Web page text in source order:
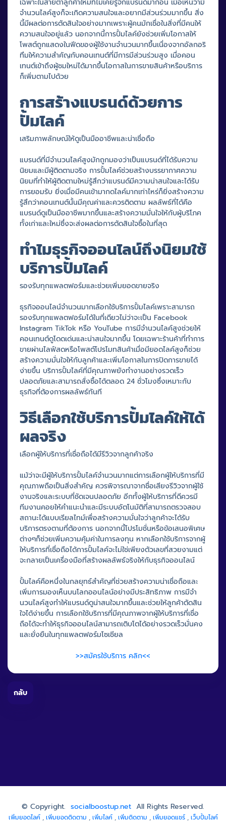
เฉพาะในสายตาลูกค้าใหม่ที่ไม่เคยรู้จักแบรนด์มาก่อน เมื่อเห็นว่ามี
จำนวนไลค์สูงก็จะเกิดความสนใจและอยากมีส่วนร่วมมากขึ้น สิ่ง
นี้มีผลต่อการตัดสินใจอย่างมากเพราะผู้คนมักเชื่อในสิ่งที่มีคนให้
ความสนใจอยู่แล้ว นอกจากนี้การปั้มไลค์ยังช่วยเพิ่มโอกาสให้
โพสต์ถูกแสดงในฟีดของผู้ใช้งานจำนวนมากขึ้นเนื่องจากอัลกอริ
ทึมให้ความสำคัญกับคอนเทนต์ที่มีการมีส่วนร่วมสูง เมื่อคอน
เทนต์เข้าถึงผู้ชมใหม่ได้มากขึ้นโอกาสในการขายสินค้าหรือบริการ
ก็เพิ่มตามไปด้วย
การสร้างแบรนด์ด้วยการ
ปั้มไลค์
เสริมภาพลักษณ์ให้ดูเป็นมืออาชีพและน่าเชื่อถือ
แบรนด์ที่มีจำนวนไลค์สูงมักถูกมองว่าเป็นแบรนด์ที่ได้รับความ
นิยมและมีผู้ติดตามจริง การปั้มไลค์ช่วยสร้างบรรยากาศความ
นิยมที่ทำให้ผู้ติดตามใหม่รู้สึกว่าแบรนด์มีความน่าสนใจและได้รับ
การยอมรับ ยิ่งเมื่อมีคนเข้ามากดไลค์มากเท่าไหร่ก็ยิ่งสร้างความ
รู้สึกว่าคอนเทนต์นั้นมีคุณค่าและควรติดตาม ผลลัพธ์ที่ได้คือ
แบรนด์ดูเป็นมืออาชีพมากขึ้นและสร้างความมั่นใจให้กับผู้บริโภค
ทั้งเก่าและใหม่ซึ่งจะส่งผลต่อการตัดสินใจซื้อในที่สุด
ทำไมธุรกิจออนไลน์ถึงนิยมใช้
บริการปั้มไลค์
รองรับทุกแพลตฟอร์มและช่วยเพิ่มยอดขายจริง
ธุรกิจออนไลน์จำนวนมากเลือกใช้บริการปั้มไลค์เพราะสามารถ
รองรับทุกแพลตฟอร์มได้ในที่เดียวไม่ว่าจะเป็น Facebook
Instagram TikTok หรือ YouTube การมีจำนวนไลค์สูงช่วยให้
คอนเทนต์ดูโดดเด่นและน่าสนใจมากขึ้น โดยเฉพาะร้านค้าที่ทำการ
ขายผ่านไลฟ์สดหรือโพสต์โปรโมทสินค้าเมื่อมียอดไลค์สูงก็ช่วย
สร้างความมั่นใจให้กับลูกค้าและเพิ่มโอกาสในการปิดการขายได้
ง่ายขึ้น บริการปั้มไลค์ที่มีคุณภาพยังทำงานอย่างรวดเร็ว
ปลอดภัยและสามารถสั่งซื้อได้ตลอด 24 ชั่วโมงซึ่งเหมาะกับ
ธุรกิจที่ต้องการผลลัพธ์ทันที
วิธีเลือกใช้บริการปั้มไลค์ให้ได้
ผลจริง
เลือกผู้ให้บริการที่เชื่อถือได้มีรีวิวจากลูกค้าจริง
แม้ว่าจะมีผู้ให้บริการปั้มไลค์จำนวนมากแต่การเลือกผู้ให้บริการที่มี
คุณภาพถือเป็นสิ่งสำคัญ ควรพิจารณาจากชื่อเสียงรีวิวจากผู้ใช้
งานจริงและระบบที่ชัดเจนปลอดภัย อีกทั้งผู้ให้บริการที่ดีควรมี
ทีมงานคอยให้คำแนะนำและมีระบบอัตโนมัติที่สามารถตรวจสอบ
สถานะได้แบบเรียลไทม์เพื่อสร้างความมั่นใจว่าลูกค้าจะได้รับ
บริการตรงตามที่ต้องการ นอกจากนี้โปรโมชั่นหรือข้อเสนอพิเศษ
ต่างๆก็ช่วยเพิ่มความคุ้มค่าในการลงทุน หากเลือกใช้บริการจากผู้
ให้บริการที่เชื่อถือได้การปั้มไลค์จะไม่ใช่เพียงตัวเลขที่สวยงามแต่
จะกลายเป็นเครื่องมือที่สร้างผลลัพธ์จริงให้กับธุรกิจออนไลน์
ปั้มไลค์คือหนึ่งในกลยุทธ์สำคัญที่ช่วยสร้างความน่าเชื่อถือและ
เพิ่มการมองเห็นบนโลกออนไลน์อย่างมีประสิทธิภาพ การมีจำ
นวนไลค์สูงทำให้แบรนด์ดูน่าสนใจมากขึ้นและช่วยให้ลูกค้าตัดสิน
ใจได้ง่ายขึ้น การเลือกใช้บริการที่มีคุณภาพจากผู้ให้บริการที่เชื่อ
ถือได้จะทำให้ธุรกิจออนไลน์สามารถเติบโตได้อย่างรวดเร็วมั่นคง
และยั่งยืนในทุกแพลตฟอร์มโซเชียล
>>สมัครใช้บริการ คลิก<<
กลับ
© Copyright. socialboostup.net All Rights Reserved.
เพิ่มยอดไลค์, เพิ่มยอดติดตาม , เพิ่มไลค์ , เพิ่มติดตาม , เพิ่มยอดแชร์, เว็บปั้มไลค์